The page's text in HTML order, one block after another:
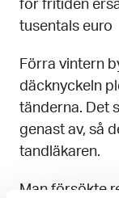
för fritiden
tusentals euro
Förra vintern
däcknyckeln
tänderna. Det
genast av, så
tandläkaren.
Man försökte